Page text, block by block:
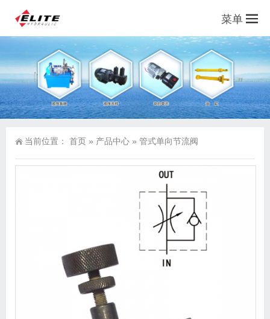
菜单
当前位置： 首页 » 产品中心 » 管式单向节流阀